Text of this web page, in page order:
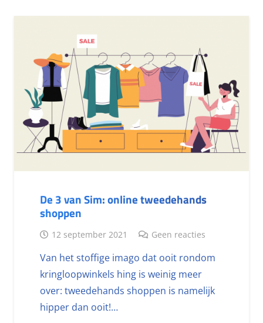
De 3 van Sim: online tweedehands
shoppen
12 september 2021 Geen reacties
Van het stoffige imago dat ooit rondom
kringloopwinkels hing is weinig meer
over: tweedehands shoppen is namelijk
hipper dan ooit!…